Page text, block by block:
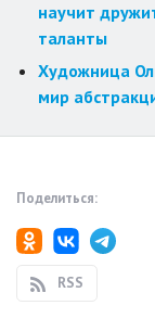
научит
таланты
Художница
мир
Поделиться:
RSS